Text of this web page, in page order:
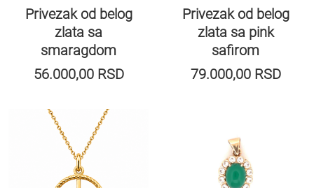
Privezak od belog
zlata sa
smaragdom
56.000,00 RSD
Privezak od belog
zlata sa pink
safirom
79.000,00 RSD